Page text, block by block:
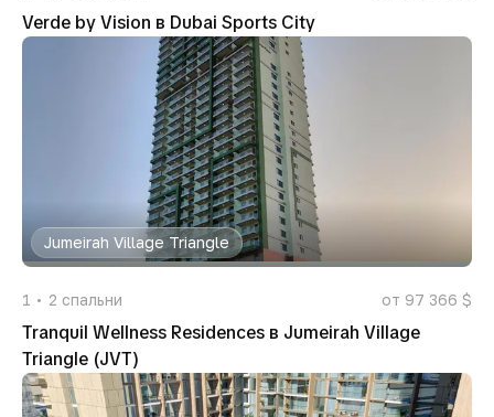
Verde by Vision в Dubai Sports City
Jumeirah Village Triangle
1 2 спальни от 97 366 $
Tranquil Wellness Residences в Jumeirah Village
Triangle (JVT)